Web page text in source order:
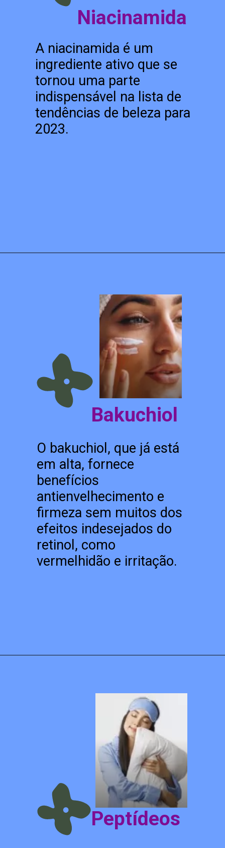
Niacinamida
A niacinamida é um
ingrediente ativo que se
tornou uma parte
indispensável na lista de
tendências de beleza para
2023.
Bakuchiol
O bakuchiol, que já está
em alta, fornece
benefícios
antienvelhecimento e
firmeza sem muitos dos
efeitos indesejados do
retinol, como
vermelhidão e irritação.
Peptídeos